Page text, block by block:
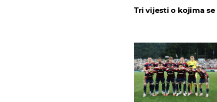
Tri vijesti o kojima se